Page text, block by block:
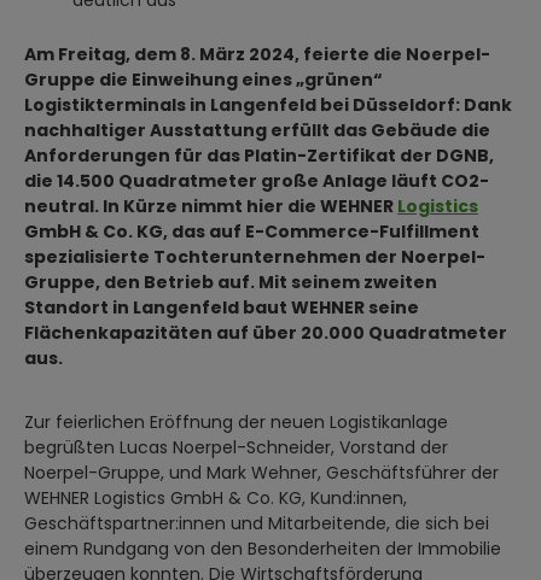
Am Freitag, dem 8. März 2024, feierte die Noerpel-
Gruppe die Einweihung eines „grünen“
Logistikterminals in Langenfeld bei Düsseldorf: Dank
nachhaltiger Ausstattung erfüllt das Gebäude die
Anforderungen für das Platin-Zertifikat der DGNB,
die 14.500 Quadratmeter große Anlage läuft CO2-
neutral. In Kürze nimmt hier die WEHNER Logistics
GmbH & Co. KG, das auf E-Commerce-Fulfillment
spezialisierte Tochterunternehmen der Noerpel-
Gruppe, den Betrieb auf. Mit seinem zweiten
Standort in Langenfeld baut WEHNER seine
Flächenkapazitäten auf über 20.000 Quadratmeter
aus.
Zur feierlichen Eröffnung der neuen Logistikanlage
begrüßten Lucas Noerpel-Schneider, Vorstand der
Noerpel-Gruppe, und Mark Wehner, Geschäftsführer der
WEHNER Logistics GmbH & Co. KG, Kund:innen,
Geschäftspartner:innen und Mitarbeitende, die sich bei
einem Rundgang von den Besonderheiten der Immobilie
überzeugen konnten. Die Wirtschaftsförderung